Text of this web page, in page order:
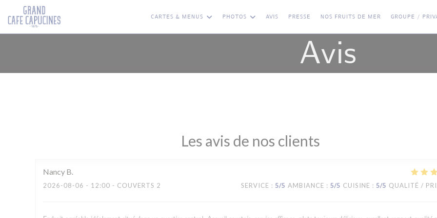
Personnalisation de vos choix en matière de cookies
CARTES & MENUS PHOTOS AVIS PRESSE NOS FRUITS DE MER GROUPE /
Avis
Les avis de nos clients
Nancy B
2026-08-06 - 12:00 - COUVERTS 2 SERVICE : 5/5 AMBIANCE : 5/5 CUISINE : 5/5 QUALITÉ /